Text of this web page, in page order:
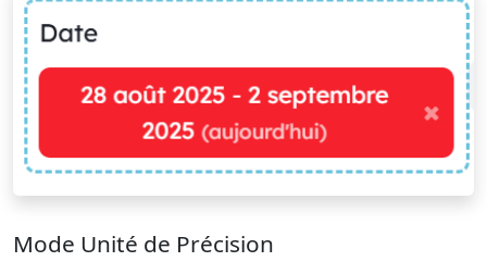
Mode Unité de Précision